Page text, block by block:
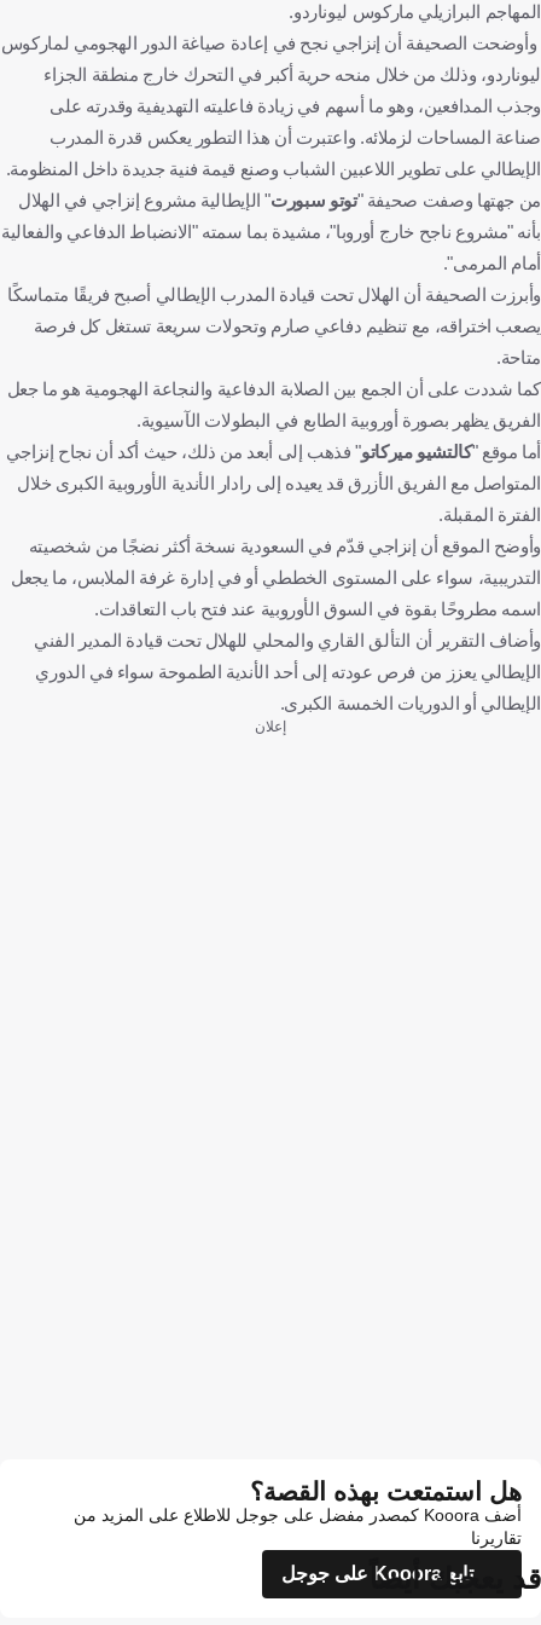
المهاجم البرازيلي ماركوس ليوناردو.
وأوضحت الصحيفة أن إنزاجي نجح في إعادة صياغة الدور الهجومي لماركوس
ليوناردو، وذلك من خلال منحه حرية أكبر في التحرك خارج منطقة الجزاء
وجذب المدافعين، وهو ما أسهم في زيادة فاعليته التهديفية وقدرته على
صناعة المساحات لزملائه. واعتبرت أن هذا التطور يعكس قدرة المدرب
الإيطالي على تطوير اللاعبين الشباب وصنع قيمة فنية جديدة داخل المنظومة.
من جهتها وصفت صحيفة "توتو سبورت" الإيطالية مشروع إنزاجي في الهلال
بأنه "مشروع ناجح خارج أوروبا"، مشيدة بما سمته "الانضباط الدفاعي والفعالية
أمام المرمى".
وأبرزت الصحيفة أن الهلال تحت قيادة المدرب الإيطالي أصبح فريقًا متماسكًا
يصعب اختراقه، مع تنظيم دفاعي صارم وتحولات سريعة تستغل كل فرصة
متاحة.
كما شددت على أن الجمع بين الصلابة الدفاعية والنجاعة الهجومية هو ما جعل
الفريق يظهر بصورة أوروبية الطابع في البطولات الآسيوية.
أما موقع "كالتشيو ميركاتو" فذهب إلى أبعد من ذلك، حيث أكد أن نجاح إنزاجي
المتواصل مع الفريق الأزرق قد يعيده إلى رادار الأندية الأوروبية الكبرى خلال
الفترة المقبلة.
وأوضح الموقع أن إنزاجي قدّم في السعودية نسخة أكثر نضجًا من شخصيته
التدريبية، سواء على المستوى الخططي أو في إدارة غرفة الملابس، ما يجعل
اسمه مطروحًا بقوة في السوق الأوروبية عند فتح باب التعاقدات.
وأضاف التقرير أن التألق القاري والمحلي للهلال تحت قيادة المدير الفني
الإيطالي يعزز من فرص عودته إلى أحد الأندية الطموحة سواء في الدوري
الإيطالي أو الدوريات الخمسة الكبرى.
إعلان
هل استمتعت بهذه القصة؟
أضف Kooora كمصدر مفضل على جوجل للاطلاع على المزيد من
تقاريرنا
تابع Kooora على جوجل
قد يعجبك أيضاً